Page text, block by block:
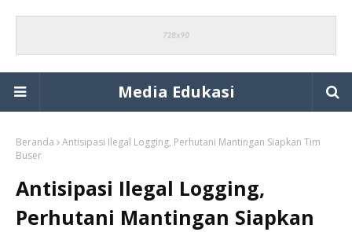
Media Edukasi
Beranda
Antisipasi Ilegal Logging, Perhutani Mantingan Siapkan Tim
Buser
Antisipasi Ilegal Logging,
Perhutani Mantingan Siapkan